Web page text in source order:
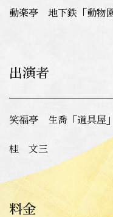
動楽亭 地下鉄「動物
出演者
笑福亭 生喬「道具屋
桂 文三
料金